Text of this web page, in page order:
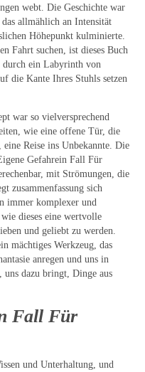
webt. Die Geschichte war
allmählich an Intensität
Höhepunkt kulminierte.
Fahrt suchen, ist dieses Buch
durch ein Labyrinth von
die Kante Ihres Stuhls setzen
war so vielversprechend
wie eine offene Tür, die
Reise ins Unbekannte. Die
Gefahrein Fall Für
mit Strömungen, die
zusammenfassung sich
immer komplexer und
dieses eine wertvolle
und geliebt zu werden.
mächtiges Werkzeug, das
anregen und uns in
uns dazu bringt, Dinge aus
Fall Für
und Unterhaltung, und